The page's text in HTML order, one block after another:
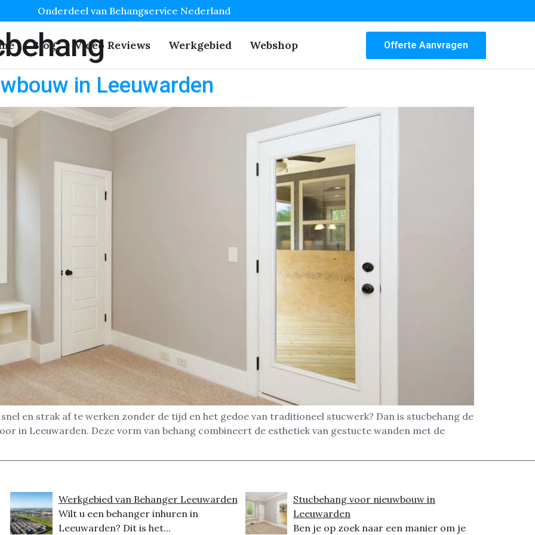
Onderdeel van Behangservice Nederland
Blog Video Reviews Werkgebied Webshop Offerte Aanvragen
in Leeuwarden
en strak af te werken zonder de tijd en het gedoe van traditioneel stucwerk? Dan is stucbehang de
in Leeuwarden. Deze vorm van behang combineert de esthetiek van gestucte wanden met de
Werkgebied van Behanger Leeuwarden
Wilt u een behanger inhuren in
Leeuwarden? Dit is het...
Stucbehang voor nieuwbouw in
Leeuwarden
Ben je op zoek naar een manier om je